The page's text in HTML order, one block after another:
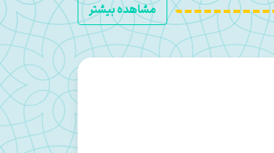
مشاهده بیشتر